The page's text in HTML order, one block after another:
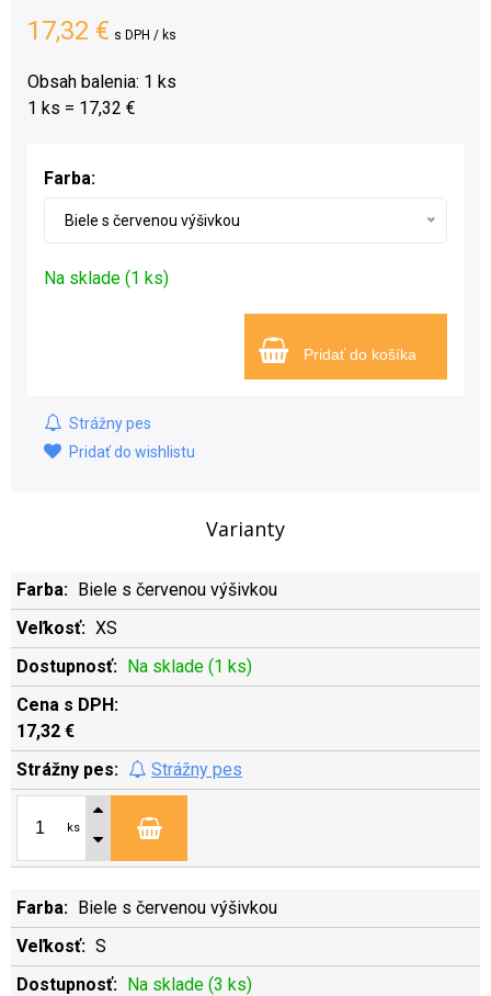
17,32 € s DPH / ks
Obsah balenia: 1 ks
1 ks = 17,32 €
Farba:
Biele s červenou výšivkou
Na sklade (1 ks)
Pridať do košíka
Strážny pes
Pridať do wishlistu
Varianty
Biele s červenou výšivkou
XS
Na sklade (1 ks)
17,32 €
Strážny pes
ks
Biele s červenou výšivkou
S
Na sklade (3 ks)